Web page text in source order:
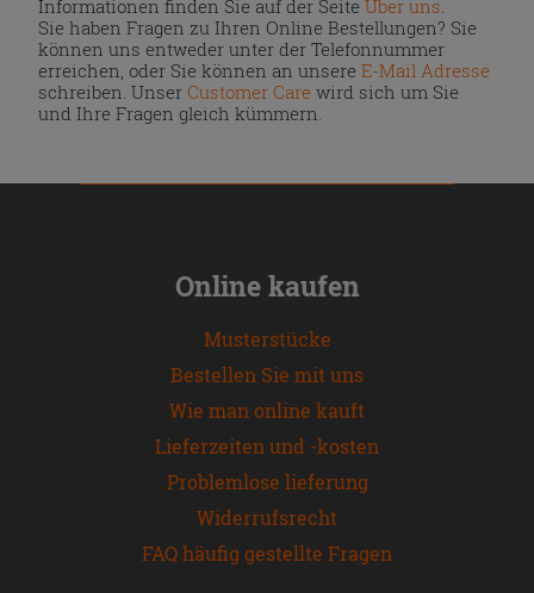
Informationen finden Sie auf der Seite Über uns
Sie haben Fragen zu Ihren Online Bestellungen? Sie
können uns entweder unter der Telefonnummer
erreichen, oder Sie können an unsereE-Mail Adresse
schreiben. UnserCustomer Care wird sich um Sie
und Ihre Fragen gleich kümmern.
Online kaufen
Musterstücke
Bestellen Sie mit uns
Wie man online kauft
Lieferzeiten und -kosten
Problemlose lieferung
Widerrufsrecht
FAQ häufig gestellte Fragen